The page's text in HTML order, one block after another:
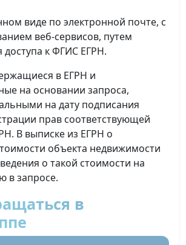
виде по электронной почте, с
веб-сервисов, путем
доступа к ФГИС ЕГРН.
в ЕГРН и
на основании запроса,
на дату подписания
прав соответствующей
В выписке из ЕГРН о
объекта недвижимости
о такой стоимости на
в запросе.
в